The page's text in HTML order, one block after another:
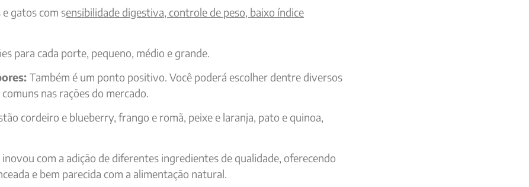
gatos com sensibilidade digestiva, controle de peso, baixo índice
para cada porte, pequeno, médio e grande.
Também é um ponto positivo. Você poderá escolher dentre diversos
nas rações do mercado.
cordeiro e blueberry, frango e romã, peixe e laranja, pato e quinoa,
inovou com a adição de diferentes ingredientes de qualidade, oferecendo
e bem parecida com a alimentação natural.